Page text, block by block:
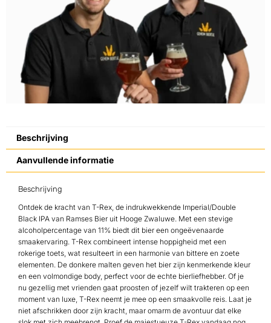
Beschrijving
Aanvullende informatie
Beschrijving
Ontdek de kracht van T-Rex, de indrukwekkende Imperial/Double
Black IPA van Ramses Bier uit Hooge Zwaluwe. Met een stevige
alcoholpercentage van 11% biedt dit bier een ongeëvenaarde
smaakervaring. T-Rex combineert intense hoppigheid met een
rokerige toets, wat resulteert in een harmonie van bittere en zoete
elementen. De donkere malten geven het bier zijn kenmerkende kleur
en een volmondige body, perfect voor de echte bierliefhebber. Of je
nu gezellig met vrienden gaat proosten of jezelf wilt trakteren op een
moment van luxe, T-Rex neemt je mee op een smaakvolle reis. Laat je
niet afschrikken door zijn kracht, maar omarm de avontuur dat elke